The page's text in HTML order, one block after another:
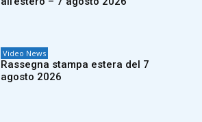
Video News
Rassegna stampa estera del 7
agosto 2026